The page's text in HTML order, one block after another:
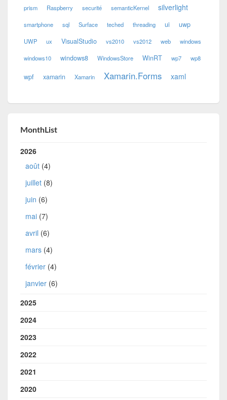
prism Raspberry securité semanticKernel silverlight
smartphone sql Surface teched threading ui uwp
UWP ux VisualStudio vs2010 vs2012 web windows
windows10 windows8 WindowsStore WinRT wp7 wp8
wpf xamarin Xamarin Xamarin.Forms xaml
MonthList
2026
août (4)
juillet (8)
juin (6)
mai (7)
avril (6)
mars (4)
février (4)
janvier (6)
2025
2024
2023
2022
2021
2020